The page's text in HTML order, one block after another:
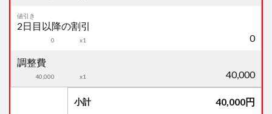
値引き
2日目以降の割引
0 x1 0
調整費
40,000 x1 40,000
小計 40,000円